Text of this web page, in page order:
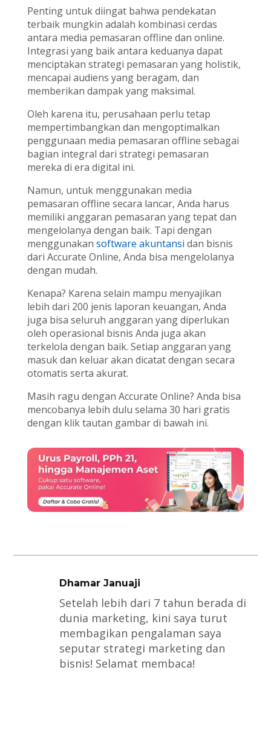
Penting untuk diingat bahwa pendekatan
terbaik mungkin adalah kombinasi cerdas
antara media pemasaran offline dan online.
Integrasi yang baik antara keduanya dapat
menciptakan strategi pemasaran yang holistik,
mencapai audiens yang beragam, dan
memberikan dampak yang maksimal.
Oleh karena itu, perusahaan perlu tetap
mempertimbangkan dan mengoptimalkan
penggunaan media pemasaran offline sebagai
bagian integral dari strategi pemasaran
mereka di era digital ini.
Namun, untuk menggunakan media
pemasaran offline secara lancar, Anda harus
memiliki anggaran pemasaran yang tepat dan
mengelolanya dengan baik. Tapi dengan
menggunakan software akuntansi dan bisnis
dari Accurate Online, Anda bisa mengelolanya
dengan mudah.
Kenapa? Karena selain mampu menyajikan
lebih dari 200 jenis laporan keuangan, Anda
juga bisa seluruh anggaran yang diperlukan
oleh operasional bisnis Anda juga akan
terkelola dengan baik. Setiap anggaran yang
masuk dan keluar akan dicatat dengan secara
otomatis serta akurat.
Masih ragu dengan Accurate Online? Anda bisa
mencobanya lebih dulu selama 30 hari gratis
dengan klik tautan gambar di bawah ini.
Dhamar Januaji
Setelah lebih dari 7 tahun berada di
dunia marketing, kini saya turut
membagikan pengalaman saya
seputar strategi marketing dan
bisnis! Selamat membaca!